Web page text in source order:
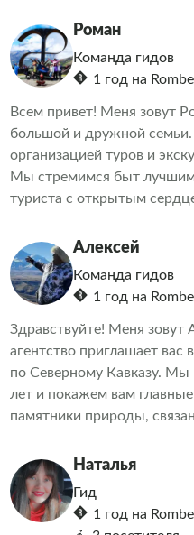
Роман
Команда гидов
1 год на
Всем привет! Меня зовут
большой и дружной
организацией туров и
Мы стремимся быт
туриста с открытым
гостеприимство!
транспорт!
Алексей
Команда гидов
1 год на
Здравствуйте! Меня зовут
агентство приглашает вас
по Северному Кавказу. Мы
лет и покажем вам
памятники природы,
положительных эмоций и
Наталья
Гид
1 год на